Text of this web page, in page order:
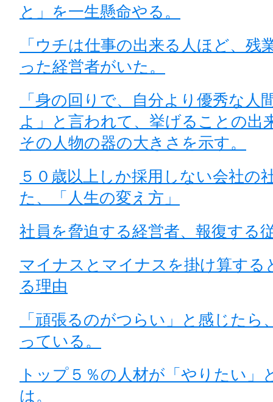
と」を一生懸命やる。
「ウチは仕事の出来る人ほど、残
った経営者がいた。
「身の回りで、自分より優秀な人
よ」と言われて、挙げることの出
その人物の器の大きさを示す。
５０歳以上しか採用しない会社の
た、「人生の変え方」
社員を脅迫する経営者、報復する
マイナスとマイナスを掛け算する
る理由
「頑張るのがつらい」と感じたら
っている。
トップ５％の人材が「やりたい」
は。